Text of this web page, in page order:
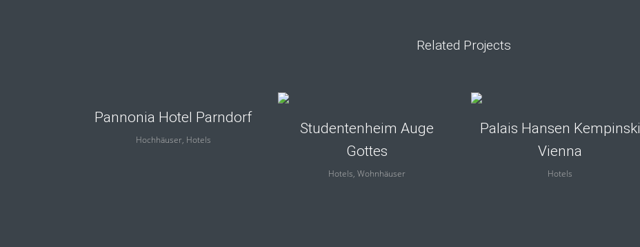
Related Projects
Pannonia Hotel Parndorf
Hochhäuser, Hotels
Studentenheim Auge
Gottes
Hotels, Wohnhäuser
Palais Hansen Kempinski
Vienna
Hotels